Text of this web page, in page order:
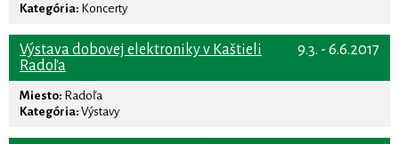
Kategória: Koncerty
9.3. - 6.6.2017
Výstava dobovej elektroniky v Kaštieli
Radoľa
Miesto: Radoľa
Kategória: Výstavy